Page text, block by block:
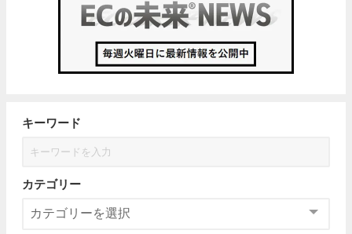
キーワード
カテゴリー